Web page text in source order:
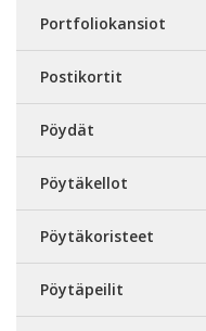
Portfoliokansiot
Postikortit
Pöydät
Pöytäkellot
Pöytäkoristeet
Pöytäpeilit